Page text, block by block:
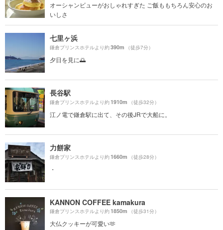
オーシャンビューがおしゃれすぎた ご飯ももちろん安心のお
いしさ
七里ヶ浜
鎌倉プリンスホテルより約390m （徒歩7分）
夕日を見に🌅
長谷駅
鎌倉プリンスホテルより約1910m （徒歩32分）
江ノ電で鎌倉駅に出て、その後JRで大船に。
力餅家
鎌倉プリンスホテルより約1660m （徒歩28分）
・
KANNON COFFEE kamakura
鎌倉プリンスホテルより約1850m （徒歩31分）
大仏クッキーが可愛い🫶